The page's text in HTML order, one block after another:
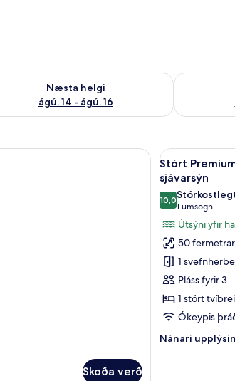
Næsta helgi
ágú. 14 - ágú. 16
framboð næstu helgi ágú. 14 - ágú. 16
Athuga
Forsetavilla | Rúmföt úr egypskri bómull, rúmföt af
Skoða verð
Skoða
allar
myndir
fyrir
Stórt
Premium-
einbýlishús
-
-
sjávarsýn
42
Stórt
sjávarsýn
10,010,0 af 10
1 umsögn
(1
umsögn)
Útsýni yfir
50 fermetrar
1
Pláss fyrir 3
1 stórt
Ókeypis
Nánari
Nánari